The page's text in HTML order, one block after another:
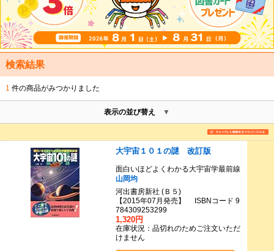
検索結果
1 件の商品がみつかりました
表示の並び替え
大宇宙１０１の謎 改訂版
面白いほどよくわかる大宇宙学最前線
山岡均
河出書房新社 (Ｂ５)
【2015年07月発売】 ISBNコード 9
784309253299
1,320円
在庫状況：品切れのためご注文いただ
けません